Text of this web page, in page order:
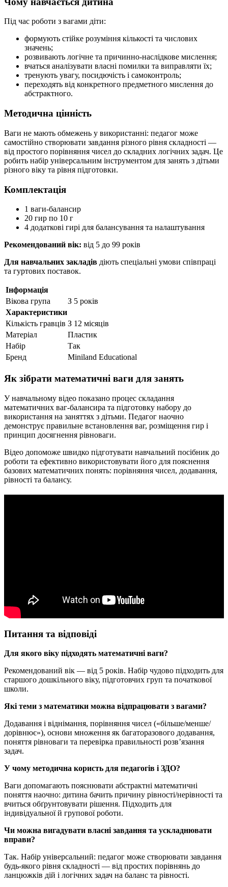
Під час роботи з вагами діти:
формують стійке розуміння кількості та числових
значень;
розвивають логічне та причинно-наслідкове мислення;
вчаться аналізувати власні помилки та виправляти їх;
тренують увагу, посидючість і самоконтроль;
переходять від конкретного предметного мислення до
абстрактного.
Методична цінність
Ваги не мають обмежень у використанні: педагог може
самостійно створювати завдання різного рівня складності —
від простого порівняння чисел до складних логічних задач. Це
робить набір універсальним інструментом для занять з дітьми
різного віку та рівня підготовки.
Комплектація
1 ваги-балансир
20 гир по 10 г
4 додаткові гирі для балансування та налаштування
Рекомендований вік: від 5 до 99 років
Для навчальних закладів діють спеціальні умови співпраці
та гуртових поставок.
Інформація
Вікова група
З 5 років
Характеристики
Кількість гравців З 12 місяців
Матеріал
Пластик
Набір
Так
Бренд
Miniland Educational
Як зібрати математичні ваги для занять
У навчальному відео показано процес складання
математичних ваг-балансира та підготовку набору до
використання на заняттях з дітьми. Педагог наочно
демонструє правильне встановлення ваг, розміщення гир і
принцип досягнення рівноваги.
Відео допоможе швидко підготувати навчальний посібник до
роботи та ефективно використовувати його для пояснення
базових математичних понять: порівняння чисел, додавання,
рівності та балансу.
Питання та відповіді
Для якого віку підходять математичні ваги?
Рекомендований вік — від 5 років. Набір чудово підходить для
старшого дошкільного віку, підготовчих груп та початкової
школи.
Які теми з математики можна відпрацювати з вагами?
Додавання і віднімання, порівняння чисел («більше/менше/
дорівнює»), основи множення як багаторазового додавання,
поняття рівноваги та перевірка правильності розв’язання
задач.
У чому методична користь для педагогів і ЗДО?
Ваги допомагають пояснювати абстрактні математичні
поняття наочно: дитина бачить причину рівності/нерівності та
вчиться обґрунтовувати рішення. Підходить для
індивідуальної й групової роботи.
Чи можна вигадувати власні завдання та ускладнювати
вправи?
Так. Набір універсальний: педагог може створювати завдання
будь-якого рівня складності — від простих порівнянь до
ланцюжків дій і логічних задач на баланс та рівності.